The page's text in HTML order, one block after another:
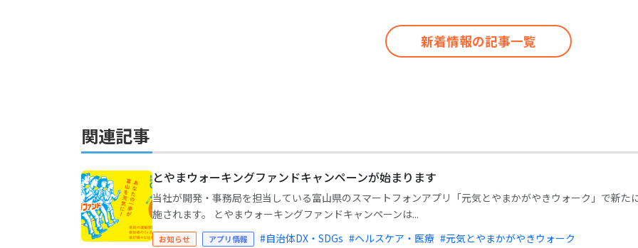
新着情報の記事一覧
関連記事
とやまウォーキングファンドキャンペーンが始まります
当社が開発・事務局を担当している富山県のスマートフォンアプリ「元気とやまかがやきウォーク」で新
施されます。 とやまウォーキングファンドキャンペーンは...
お知らせ アプリ情報 #自治体DX・SDGs #ヘルスケア・医療 #元気とやまかがやきウォーク